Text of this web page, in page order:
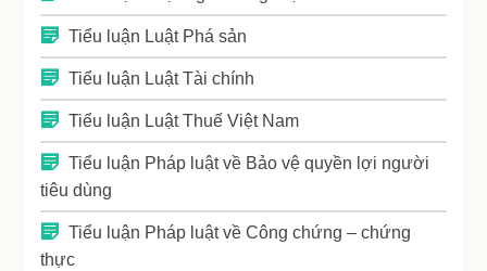
Tiểu luận Luật Phá sản
Tiểu luận Luật Tài chính
Tiểu luận Luật Thuế Việt Nam
Tiểu luận Pháp luật về Bảo vệ quyền lợi người
tiêu dùng
Tiểu luận Pháp luật về Công chứng – chứng
thực